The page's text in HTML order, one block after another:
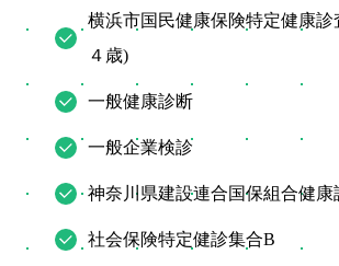
横浜市国民健康保険特定健康診
４歳)
一般健康診断
一般企業検診
神奈川県建設連合国保組合健康
社会保険特定健診集合B